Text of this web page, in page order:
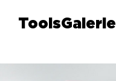
ToolsGalerie